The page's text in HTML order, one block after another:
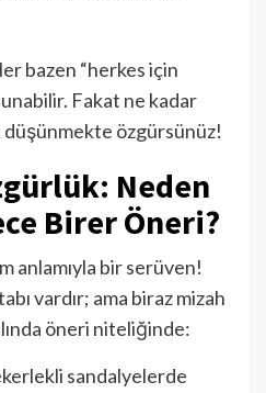
bazen “herkes için
Fakat ne kadar
düşünmekte özgürsünüz!
Neden
Birer Öneri?
anlamıyla bir serüven!
vardır; ama biraz mizah
öneri niteliğinde:
sandalyelerde